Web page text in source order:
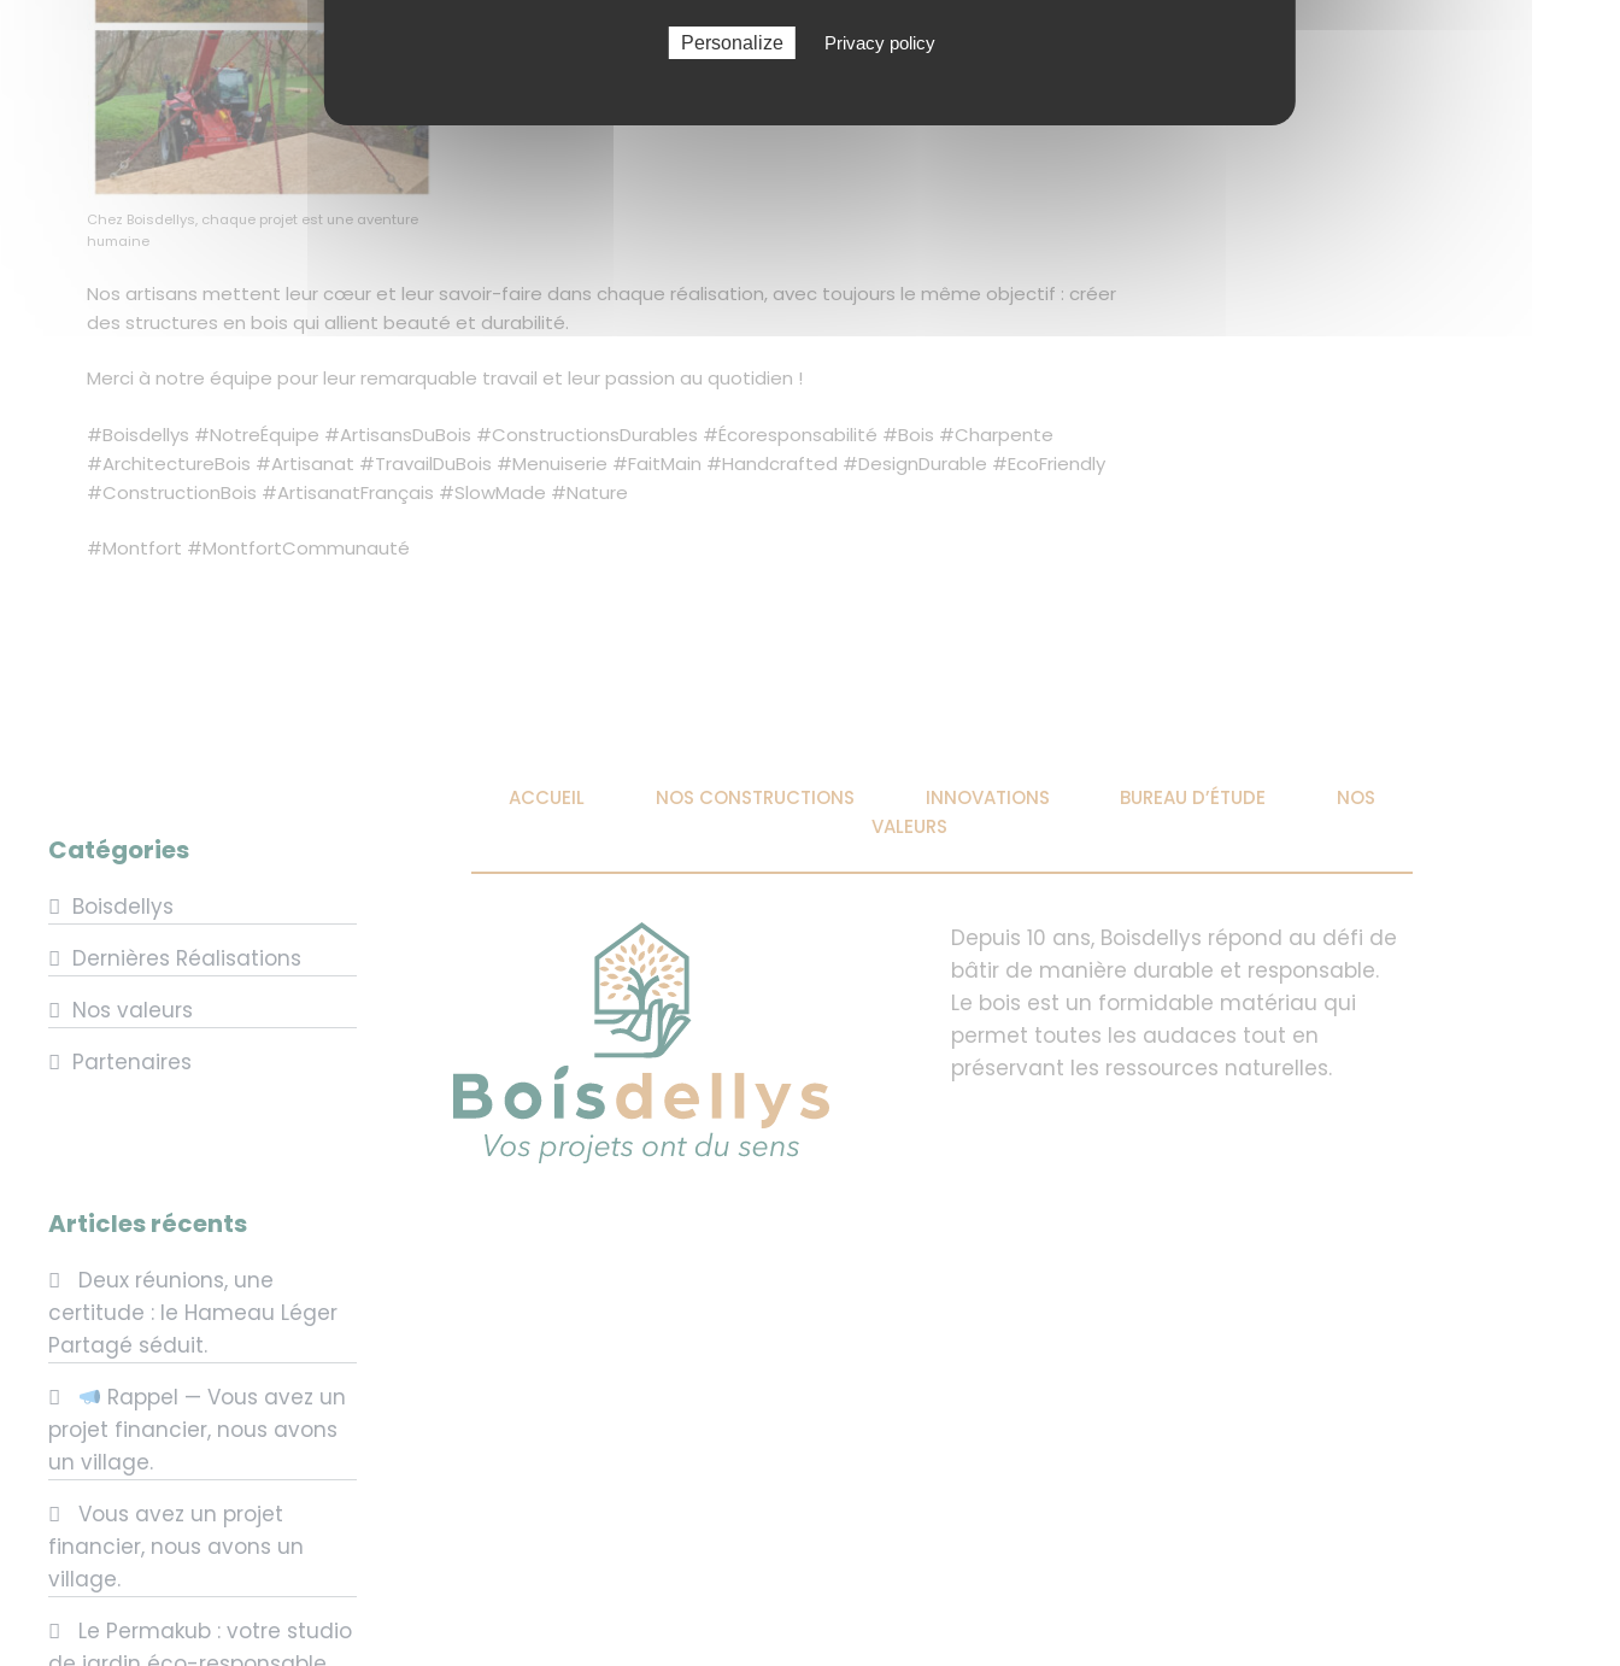
Chez Boisdellys, chaque projet est une aventure
humaine
Nos artisans mettent leur cœur et leur savoir-faire dans chaque réalisation, avec toujours le même objectif : créer
des structures en bois qui allient beauté et durabilité.
Merci à notre équipe pour leur remarquable travail et leur passion au quotidien !
#Boisdellys #NotreÉquipe #ArtisansDuBois #ConstructionsDurables #Écoresponsabilité #Bois #Charpente
#ArchitectureBois #Artisanat #TravailDuBois #Menuiserie #FaitMain #Handcrafted #DesignDurable #EcoFriendly
#ConstructionBois #ArtisanatFrançais #SlowMade #Nature
#Montfort #MontfortCommunauté
Catégories
Boisdellys
Dernières Réalisations
Nos valeurs
Partenaires
Articles récents
Deux réunions, une
certitude : le Hameau Léger
Partagé séduit.
Rappel — Vous avez un
projet financier, nous avons
un village.
Vous avez un projet
financier, nous avons un
village.
Le Permakub : votre studio
ACCUEIL NOS CONSTRUCTIONS INNOVATIONS BUREAU D’ÉTUDE
NOS
VALEURS
Depuis 10 ans, Boisdellys répond au défi de
bâtir de manière durable et responsable.
Le bois est un formidable matériau qui
permet toutes les audaces tout en
préservant les ressources naturelles.
Personalize Privacy policy